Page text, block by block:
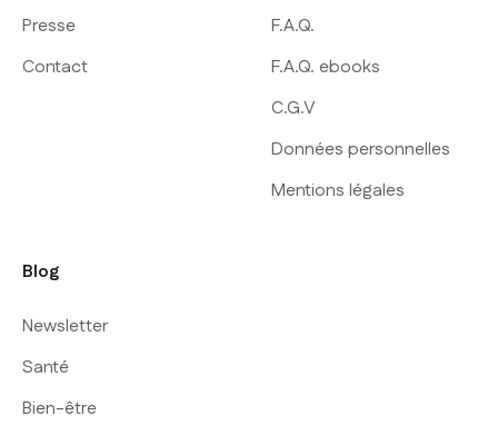
Presse
Contact
F.A.Q.
F.A.Q. ebooks
C.G.V
Données personnelles
Mentions légales
Blog
Newsletter
Santé
Bien-être